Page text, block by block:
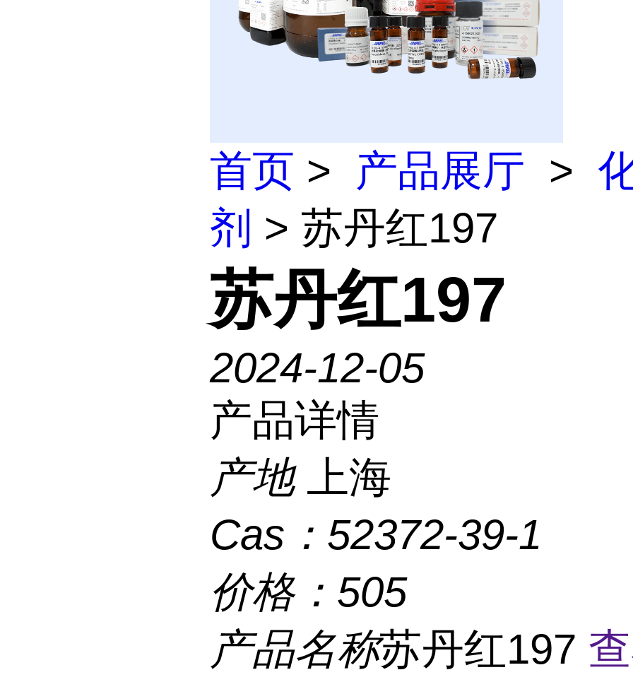
首页 > 产品展厅 >
剂 > 苏丹红197
苏丹红197
2024-12-05
产品详情
产地 上海
Cas： 52372-39-1
价格： 505
产品名称苏丹红197